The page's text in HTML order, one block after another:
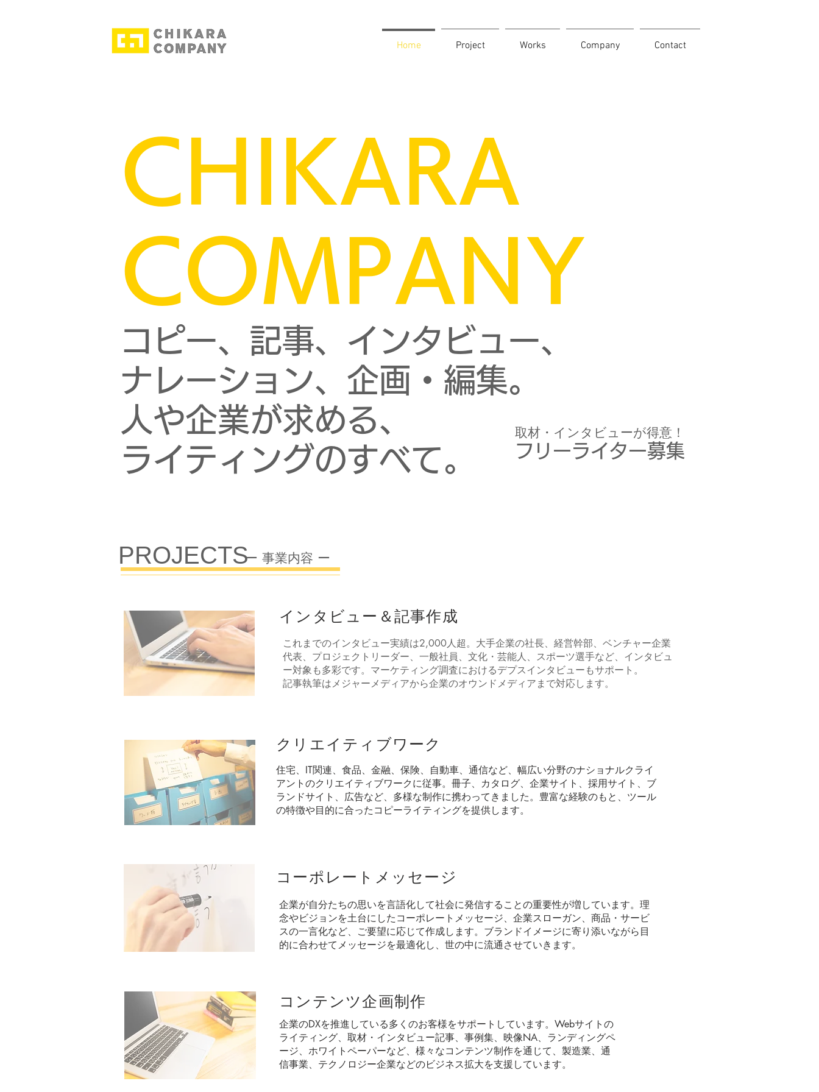
Home Project Works Company Contact
CHIKARA
COMPANY
コピー、記事、インタビュー、
ナレーション、企画・編集。
人や企業が求める、
ライティングのすべて。
取材・インタビューが得意！
フリーライター募集
インタビュー＆記事作成
これまでのインタビュー実績は2,000人超。大手企業の社長、経営幹部、ベンチャー企業
代表、プロジェクトリーダー、一般社員、文化・芸能人、スポーツ選手など、インタビュ
ー対象も多彩です。マーケティング調査におけるデプスインタビューもサポート。
記事執筆はメジャーメディアから企業のオウンドメディアまで対応します。
クリエイティブワーク
住宅、IT関連、食品、金融、保険、自動車、通信など、幅広い分野のナショナルクライ
アントのクリエイティブワークに従事。冊子、カタログ、企業サイト、採用サイト、ブ
ランドサイト、広告など、多様な制作に携わってきました。豊富な経験のもと、ツール
の特徴や目的に合ったコピーライティングを提供します。
コーポレートメッセージ
企業が自分たちの思いを言語化して社会に発信することの重要性が増しています。理
念やビジョンを土台にしたコーポレートメッセージ、企業スローガン、商品・サービ
スの一言化など、ご要望に応じて作成します。ブランドイメージに寄り添いながら目
的に合わせてメッセージを最適化し、世の中に流通させていきます。
コンテンツ企画制作
企業のDXを推進している多くのお客様をサポートしています。Webサイトの
ライティング、取材・インタビュー記事、事例集、映像NA、ランディングペ
ージ、ホワイトペーパーなど、様々なコンテンツ制作を通じて、製造業、通
信事業、テクノロジー企業などのビジネス拡大を支援しています。
PROJECTS​ー 事業内容 ー